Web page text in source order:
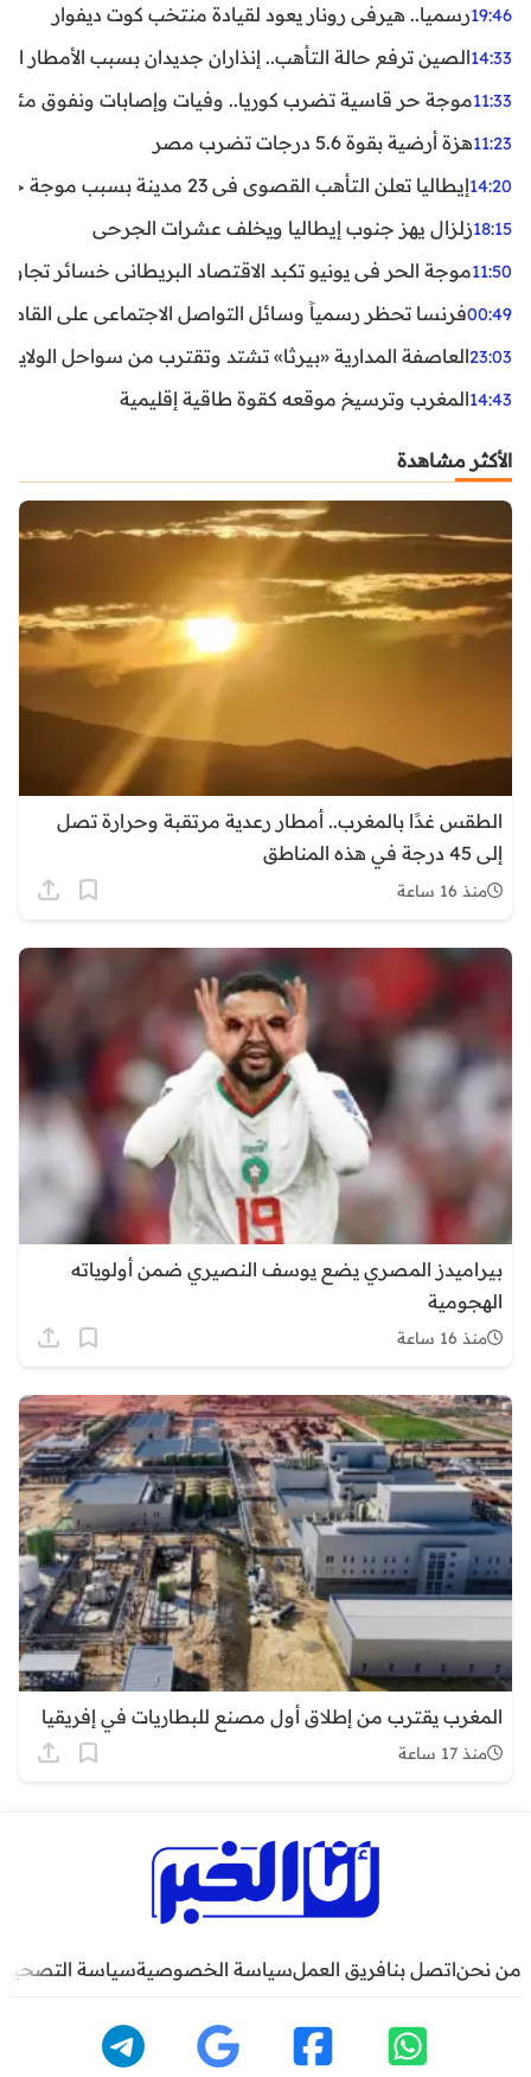
19:46رسميا.. هيرفي رونار يعود لقيادة منتخب كوت ديفوار
14:33الصين ترفع حالة التأهب.. إنذاران جديدان بسبب الأمطار
11:33موجة حر قاسية تضرب كوريا.. وفيات وإصابات ونفوق مئات
11:23هزة أرضية بقوة 5.6 درجات تضرب مصر
14:20إيطاليا تعلن التأهب القصوى في 23 مدينة بسبب موجة حر شديدة
18:15زلزال يهز جنوب إيطاليا ويخلف عشرات الجرحى
11:50موجة الحر في يونيو تكبد الاقتصاد البريطاني خسائر تجاوزت 1.5 مليار
00:49فرنسا تحظر رسمياً وسائل التواصل الاجتماعي على القاصرين
23:03العاصفة المدارية «بيرثا» تشتد وتقترب من سواحل
14:43المغرب وترسيخ موقعه كقوة طاقية إقليمية
الأكثر مشاهدة
الطقس غدًا بالمغرب.. أمطار رعدية مرتقبة وحرارة تصل
إلى 45 درجة في هذه المناطق
منذ 16 ساعة
بيراميدز المصري يضع يوسف النصيري ضمن أولوياته
الهجومية
منذ 16 ساعة
المغرب يقترب من إطلاق أول مصنع للبطاريات في إفريقيا
منذ 17 ساعة
من نحناتصل بنافريق العملسياسة الخصوصيةسياسة التصحيح